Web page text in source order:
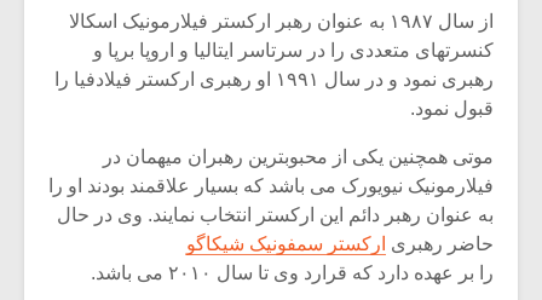
از سال ۱۹۸۷ به عنوان رهبر ارکستر فیلارمونیک اسکالا
کنسرتهای متعددی را در سرتاسر ایتالیا و اروپا برپا و
رهبری نمود و در سال ۱۹۹۱ او رهبری ارکستر فیلادفیا را
قبول نمود.
موتی همچنین یکی از محبوبترین رهبران میهمان در
فیلارمونیک نیویورک می باشد که بسیار علاقمند بودند او را
به عنوان رهبر دائم این ارکستر انتخاب نمایند. وی در حال
حاضر رهبری ارکستر سمفونیک شیکاگو
را بر عهده دارد که قرارد وی تا سال ۲۰۱۰ می باشد.
اگر نمی توانی
مشهورترین باشی،
بدنام ترین باش
سکانسی